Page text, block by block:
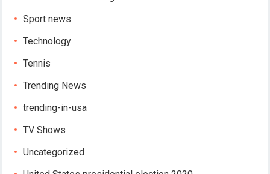
Sport news
Technology
Tennis
Trending News
trending-in-usa
TV Shows
Uncategorized